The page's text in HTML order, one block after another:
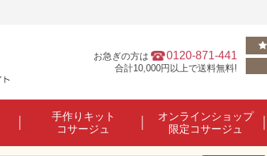
お急ぎの方は 0120-871-441
合計10,000円以上で送料無料!
手作りキット
コサージュ
オンラインショップ
限定コサージュ